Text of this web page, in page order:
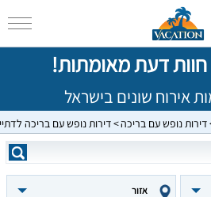
דירות נופש עם בריכה דירות נופש עם בריכה
אזור